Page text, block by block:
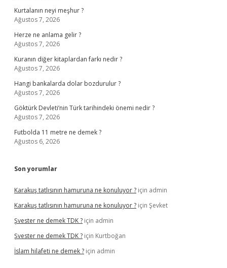
Kurtalanın neyi meşhur ?
Ağustos 7, 2026
Herze ne anlama gelir ?
Ağustos 7, 2026
Kuranın diğer kitaplardan farkı nedir ?
Ağustos 7, 2026
Hangi bankalarda dolar bozdurulur ?
Ağustos 7, 2026
Göktürk Devleti’nin Türk tarihindeki önemi nedir ?
Ağustos 7, 2026
Futbolda 11 metre ne demek ?
Ağustos 6, 2026
Son yorumlar
Karakuş tatlısının hamuruna ne konuluyor ? için admin
Karakuş tatlısının hamuruna ne konuluyor ? için Şevket
Şvester ne demek TDK ? için admin
Şvester ne demek TDK ? için Kurtboğan
İslam hilafeti ne demek ? için admin